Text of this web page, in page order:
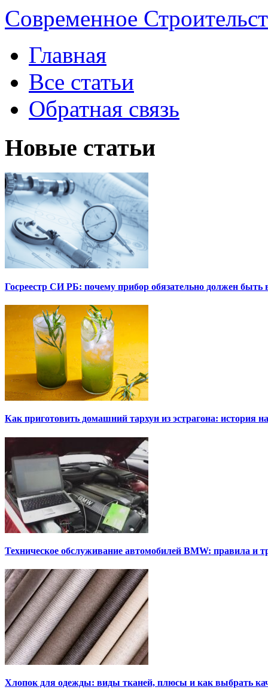
Современное
Главная
Все статьи
Обратная связь
Новые статьи
Госреестр СИ РБ: почему прибор обязательно должен быть
Как приготовить домашний тархун из эстрагона: история
Техническое обслуживание автомобилей BMW: правила и
Хлопок для одежды: виды тканей, плюсы и как выбрать